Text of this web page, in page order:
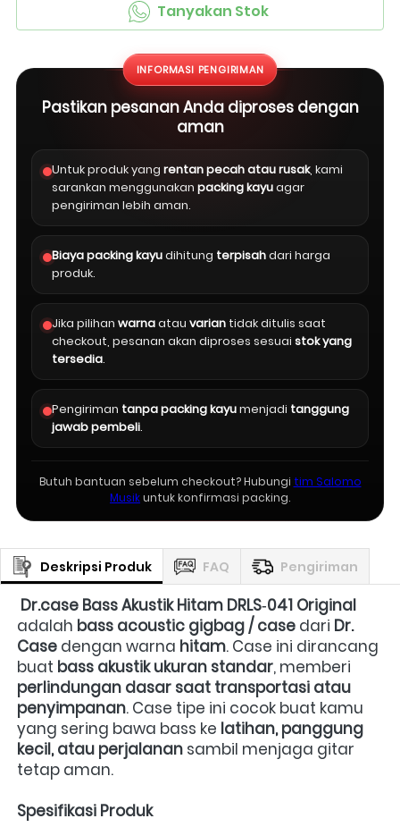
` Tanyakan Stok
INFORMASI PENGIRIMAN
Pastikan pesanan Anda diproses dengan
aman
Untuk produk yang rentan pecah atau rusak, kami
sarankan menggunakan packing kayuagar
pengiriman lebih aman.
Biaya packing kayudihitung terpisahdari harga
produk.
Jika pilihan warnaatau varian tidak ditulis saat
checkout, pesanan akan diproses sesuai stok yang
tersedia.
Pengiriman tanpa packing kayumenjadi tanggung
jawab pembeli.
Butuh bantuan sebelum checkout? Hubungi tim Salomo
Musikuntuk konfirmasi packing.
Deskripsi Produk FAQ Pengiriman
Dr.case Bass Akustik Hitam DRLS‑041 Original
adalah bass acoustic gigbag / case dari Dr.
Case dengan warna hitam. Case ini dirancang
buat bass akustik ukuran standar
perlindungan dasar saat transportasi atau
penyimpanan. Case tipe ini cocok buat kamu
yang sering bawa bass ke latihan, panggung
kecil, atau perjalanan sambil menjaga gitar
tetap aman.
Spesifikasi Produk